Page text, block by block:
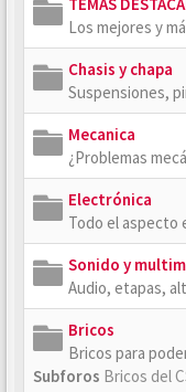
Los mejores y
Chasis y chapa
Suspensiones,
Mecanica
¿Problemas
Electrónica
Todo el aspecto
Sonido y
Audio, etapas,
Bricos
Bricos para
Subforos Bricos del